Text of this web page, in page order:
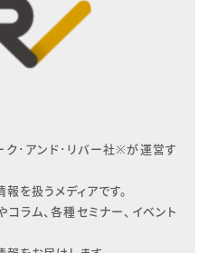
ク･アンド･リバー社※が運営す
を扱うメディアです。
ラム、各種セミナー、イベント